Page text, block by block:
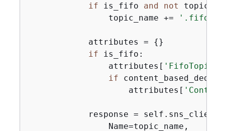
if is_fifo and not
                topic_name +=
'.fifo'
            attributes =
{}
if is_fifo:
                attributes[
'FifoTopic'
if
                    attributes[
response =
                Name=topic_name,